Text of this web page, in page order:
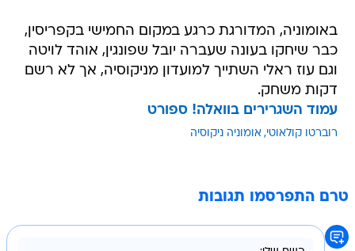
באומוניה, המדורגת כרגע במקום החמישי בקפריסין,
כבר שיחקו בעונה שעברה יובל שפונגין, אוהד לויטה
וגם עוז ראלי השתייך למועדון מניקוסיה, אך לא רשם
דקות משחק.
עמוד השגרירים בוואלה! ספורט
רוברטו קולאוטי אומוניה ניקוסיה
טרם התפרסמו תגובות